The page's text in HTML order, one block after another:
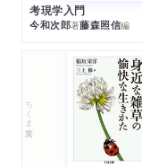
考現学入門
今和次郎著藤森照信編
ちくま文庫